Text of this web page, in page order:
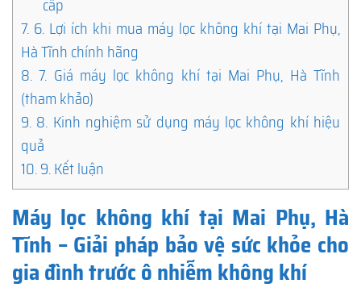
cấp
7. 6. Lợi ích khi mua máy lọc không khí tại Mai Phụ,
Hà Tĩnh chính hãng
8. 7. Giá máy lọc không khí tại Mai Phụ, Hà Tĩnh
(tham khảo)
9. 8. Kinh nghiệm sử dụng máy lọc không khí hiệu
quả
10.9. Kết luận
Máy lọc không khí tại Mai Phụ, Hà
Tĩnh – Giải pháp bảo vệ sức khỏe cho
gia đình trước ô nhiễm không khí